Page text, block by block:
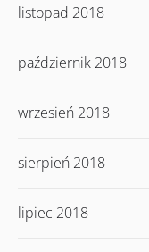
listopad 2018
październik 2018
wrzesień 2018
sierpień 2018
lipiec 2018